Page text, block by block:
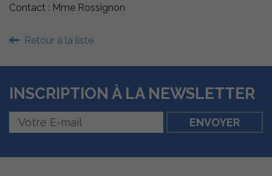
Contact : Mme Rossignon
Retour à la liste
INSCRIPTION À LA NEWSLETTER